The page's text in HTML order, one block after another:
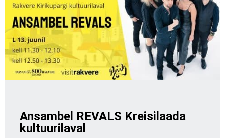
Ansambel REVALS Kreisilaada
kultuurilaval